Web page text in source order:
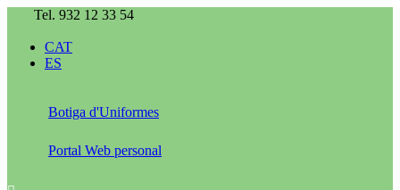
Tel. 932 12 33 54
CAT
ES
Botiga d'Uniformes
Portal Web personal